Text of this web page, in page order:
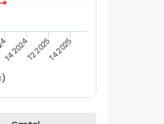
T4 2024T2 2025T4 2025